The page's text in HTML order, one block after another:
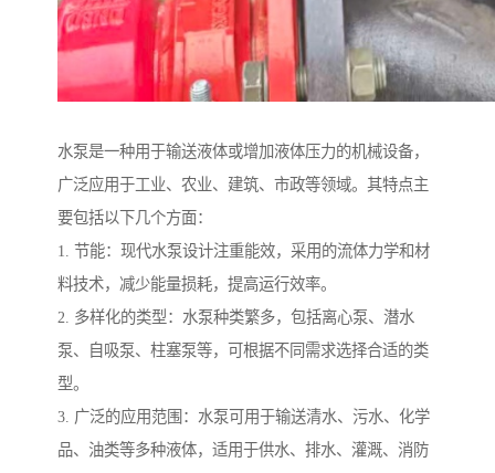
水泵是一种用于输送液体或增加液体压力的机械设备，
广泛应用于工业、农业、建筑、市政等领域。其特点主
要包括以下几个方面：
1. 节能：现代水泵设计注重能效，采用的流体力学和材
料技术，减少能量损耗，提高运行效率。
2. 多样化的类型：水泵种类繁多，包括离心泵、潜水
泵、自吸泵、柱塞泵等，可根据不同需求选择合适的类
型。
3. 广泛的应用范围：水泵可用于输送清水、污水、化学
品、油类等多种液体，适用于供水、排水、灌溉、消防